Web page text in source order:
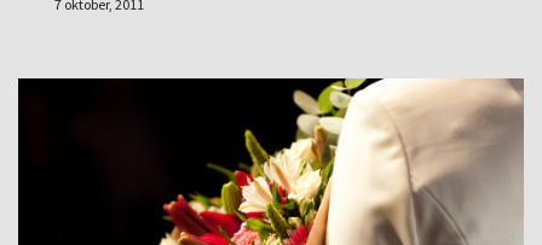
7 oktober, 2011